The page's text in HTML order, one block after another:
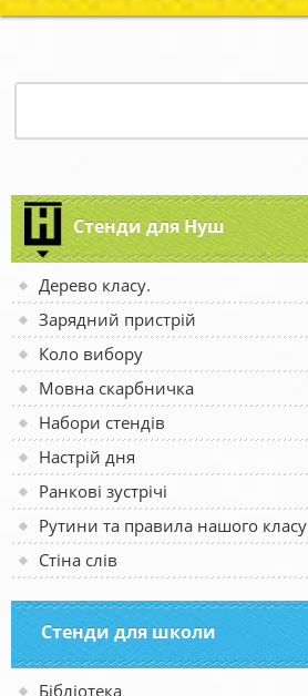
Стенди для Нуш
Дерево класу.
Зарядний пристрій
Коло вибору
Мовна скарбничка
Набори стендів
Настрій дня
Ранкові зустрічі
Рутини та правила нашого класу
Стіна слів
Стенди для школи
Бібліотека